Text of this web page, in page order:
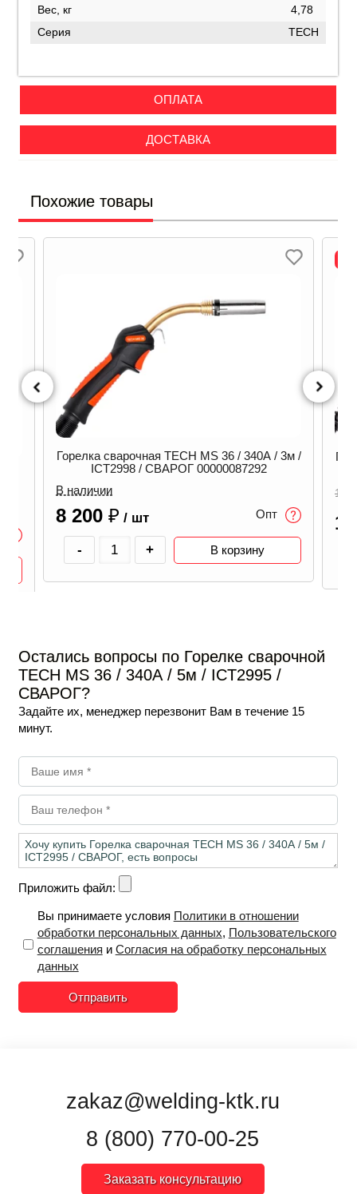
Вес, кг
4,78
Серия
TECH
ОПЛАТА
ДОСТАВКА
Похожие товары
Горелка сварочная TECH MS 36 / 340А / 3м /
ICT2998 / СВАРОГ 00000087292
В наличии
8 200 ₽ / шт Опт
- + В корзину
15
Остались вопросы по Горелке сварочной
TECH MS 36 / 340А / 5м / ICT2995 /
СВАРОГ?
Задайте их, менеджер перезвонит Вам в течение 15
минут.
Приложить файл:
Вы принимаете условия Политики в отношении
обработки персональных данных, Пользовательского
соглашения и Согласия на обработку персональных
данных
Отправить
zakaz@welding-ktk.ru
8 (800) 770-00-25
Заказать консультацию